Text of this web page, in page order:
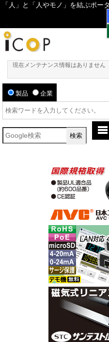
「人」と「人やモノ」を結ぶポー
現在メンテナンス情報はありません
製品 企業